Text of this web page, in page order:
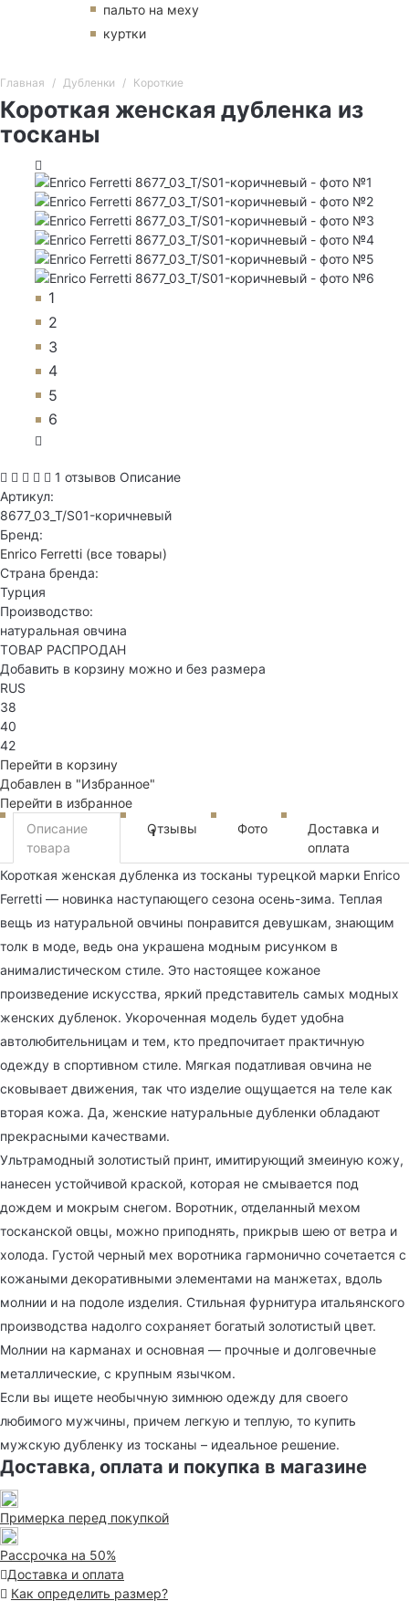
пальто на меху
куртки
Главная Дубленки Короткие
Короткая женская дубленка из
тосканы
1
2
3
4
5
6
1 отзывов Описание
Артикул:
8677_03_T/S01-коричневый
Бренд:
Enrico Ferretti (все товары)
Страна бренда:
Турция
Производство:
натуральная овчина
ТОВАР РАСПРОДАН
Добавить в корзину можно и без размера
RUS
38
40
42
Перейти в корзину
Добавлен в "Избранное"
Перейти в избранное
Описание
товара
Отзывы
1 Фото
Доставка и
оплата
Короткая женская дубленка из тосканы турецкой марки Enrico
Ferretti — новинка наступающего сезона осень-зима. Теплая
вещь из натуральной овчины понравится девушкам, знающим
толк в моде, ведь она украшена модным рисунком в
анималистическом стиле. Это настоящее кожаное
произведение искусства, яркий представитель самых модных
женских дубленок. Укороченная модель будет удобна
автолюбительницам и тем, кто предпочитает практичную
одежду в спортивном стиле. Мягкая податливая овчина не
сковывает движения, так что изделие ощущается на теле как
вторая кожа. Да, женские натуральные дубленки обладают
прекрасными качествами.
Ультрамодный золотистый принт, имитирующий змеиную кожу,
нанесен устойчивой краской, которая не смывается под
дождем и мокрым снегом. Воротник, отделанный мехом
тосканской овцы, можно приподнять, прикрыв шею от ветра и
холода. Густой черный мех воротника гармонично сочетается с
кожаными декоративными элементами на манжетах, вдоль
молнии и на подоле изделия. Стильная фурнитура итальянского
производства надолго сохраняет богатый золотистый цвет.
Молнии на карманах и основная — прочные и долговечные
металлические, с крупным язычком.
Если вы ищете необычную зимнюю одежду для своего
любимого мужчины, причем легкую и теплую, то купить
мужскую дубленку из тосканы – идеальное решение.
Доставка, оплата и покупка в магазине
Примерка перед покупкой
Рассрочка на 50%
Доставка и оплата
Как определить размер?